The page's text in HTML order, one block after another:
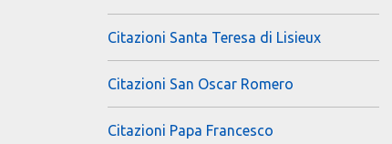
Citazioni Santa Teresa di Lisieux
Citazioni San Oscar Romero
Citazioni Papa Francesco